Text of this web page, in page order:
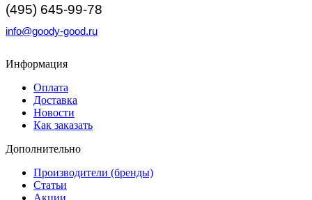
(495) 645-99-78
info@goody-good.ru
Информация
Оплата
Доставка
Новости
Как заказать
Дополнительно
Производители (бренды)
Статьи